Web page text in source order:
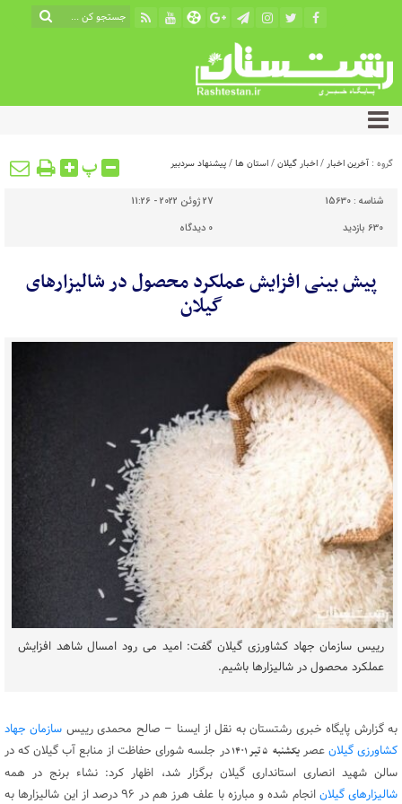
گروه : آخرین اخبار/اخبار گیلان/استان ها/پیشنهاد سردبیر پ
شناسه : 15630
27 ژوئن 2022 - 11:26
630 بازدید
0 دیدگاه
پیش بینی افزایش عملکرد محصول در شالیزارهای
گیلان
رییس سازمان جهاد کشاورزی گیلان گفت: امید می رود امسال شاهد افزایش
عملکرد محصول در شالیزارها باشیم.
به گزارش پایگاه خبری رشتستان به نقل از ایسنا – صالح محمدی رییس سازمان جهاد
کشاورزی گیلانعصریکشنبه ۵ تیر ۱۴۰۱
در جلسه شورای حفاظت از منابع آب گیلان که در
سالن شهید انصاری استانداری گیلان برگزار شد، اظهار کرد: نشاء برنج در همه
شالیزارهای گیلان
انجام شده و مبارزه با علف هرز هم در ۹۶ درصد از این شالیزارها به